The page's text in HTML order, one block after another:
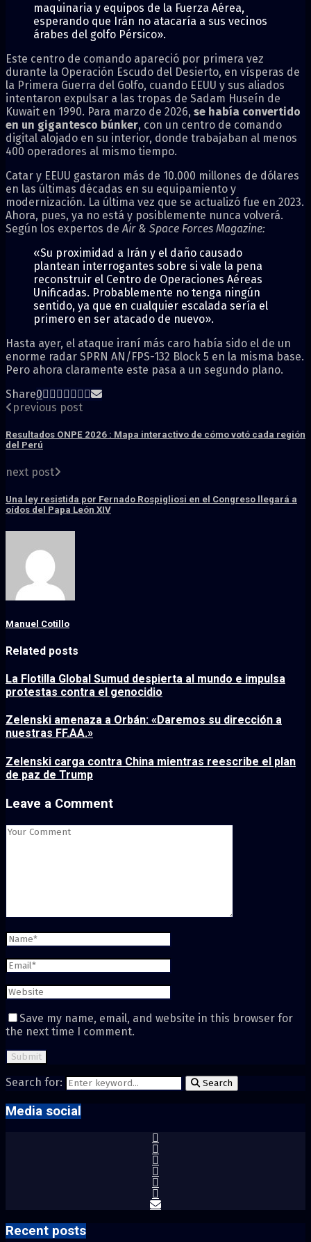
maquinaria y equipos de la Fuerza Aérea,
esperando que Irán no atacaría a sus vecinos
árabes del golfo Pérsico».
Este centro de comando apareció por primera vez
durante la Operación Escudo del Desierto, en vísperas de
la Primera Guerra del Golfo, cuando EEUU y sus aliados
intentaron expulsar a las tropas de Sadam Huseín de
Kuwait en 1990. Para marzo de 2026, se había convertido
en un gigantesco búnker, con un centro de comando
digital alojado en su interior, donde trabajaban al menos
400 operadores al mismo tiempo.
Catar y EEUU gastaron más de 10.000 millones de dólares
en las últimas décadas en su equipamiento y
modernización. La última vez que se actualizó fue en 2023.
Ahora, pues, ya no está y posiblemente nunca volverá.
Según los expertos deAir & Space Forces Magazine:
«Su proximidad a Irán y el daño causado
plantean interrogantes sobre si vale la pena
reconstruir el Centro de Operaciones Aéreas
Unificadas. Probablemente no tenga ningún
sentido, ya que en cualquier escalada sería el
primero en ser atacado de nuevo».
Hasta ayer, el ataque iraní más caro había sido el de un
enorme radar SPRN AN/FPS-132 Block 5 en la misma base.
Pero ahora claramente este pasa a un segundo plano.
Share0
previous post
Resultados ONPE 2026 : Mapa interactivo de cómo votó cada región
del Perú
next post
Una ley resistida por Fernado Rospigliosi en el Congreso llegará a
oídos del Papa León XIV
Manuel Cotillo
Related posts
La Flotilla Global Sumud despierta al mundo e impulsa
protestas contra el genocidio
Zelenski amenaza a Orbán: «Daremos su dirección a
nuestras FF.AA.»
Zelenski carga contra China mientras reescribe el plan
de paz de Trump
Leave a Comment
Save my name, email, and website in this browser for
the next time I comment.
Search for: Search
Media social
Recent posts